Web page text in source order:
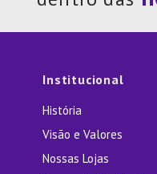
Institucional
História
Visão e Valores
Nossas Lojas